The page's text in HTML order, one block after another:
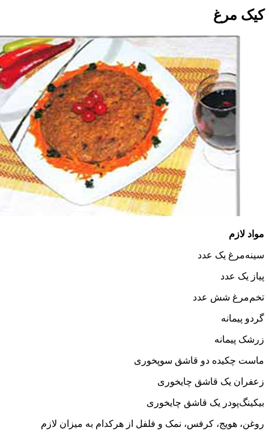
عدد
عدد
دو قاشق سوپخوری
چایخوری
قاشق چایخوری
کرفس، نمک و فلفل از هرکدام به میزان لازم